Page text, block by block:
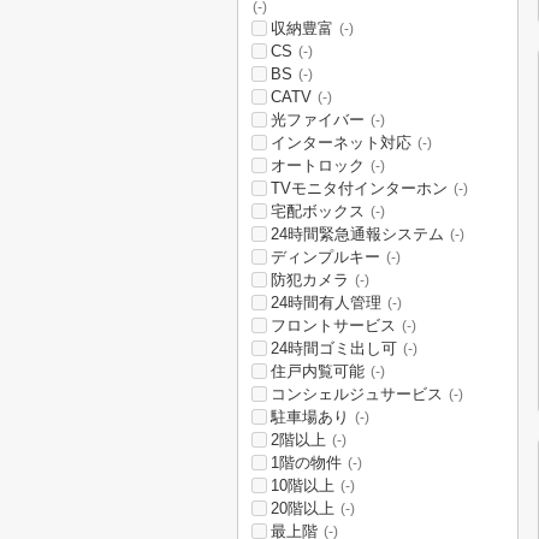
(-)
収納豊富 (-)
CS (-)
BS (-)
CATV (-)
光ファイバー (-)
インターネット対応 (-)
オートロック (-)
TVモニタ付インターホン (-)
宅配ボックス (-)
24時間緊急通報システム (-)
ディンプルキー (-)
防犯カメラ (-)
24時間有人管理 (-)
フロントサービス (-)
24時間ゴミ出し可 (-)
住戸内覧可能 (-)
コンシェルジュサービス (-)
駐車場あり (-)
2階以上 (-)
1階の物件 (-)
10階以上 (-)
20階以上 (-)
最上階 (-)